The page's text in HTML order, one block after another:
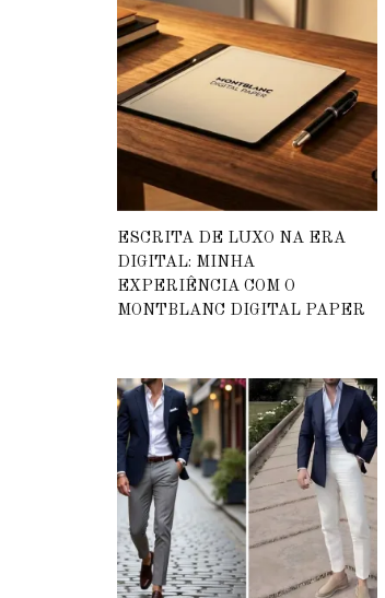
ESCRITA DE LUXO NA ERA
DIGITAL: MINHA
EXPERIÊNCIA COM O
MONTBLANC DIGITAL PAPER